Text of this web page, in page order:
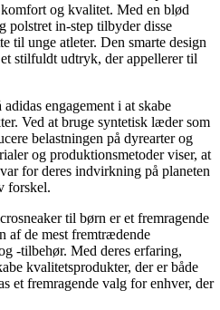
og kvalitet. Med en blød
polstret in-step tilbyder disse
til unge atleter. Den smarte design
stilfuldt udtryk, der appellerer til
engagement i at skabe
Ved at bruge syntetisk læder som
belastningen på dyrearter og
og produktionsmetoder viser, at
for deres indvirkning på planeten
forskel.
til børn er et fremragende
af de mest fremtrædende
-tilbehør. Med deres erfaring,
kvalitetsprodukter, der er både
et fremragende valg for enhver, der